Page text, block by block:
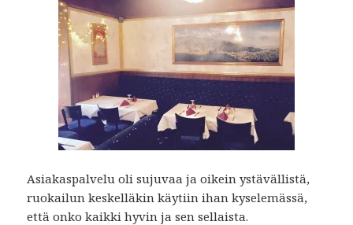
Asiakaspalvelu oli sujuvaa ja oikein ystävällistä,
ruokailun keskelläkin käytiin ihan kyselemässä,
että onko kaikki hyvin ja sen sellaista.